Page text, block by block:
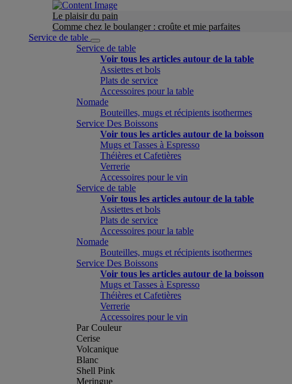
Le plaisir du pain
Comme chez le boulanger : croûte et mie parfaites
Service de table
Service de table
Voir tous les articles autour de la table
Assiettes et bols
Plats de service
Accessoires pour la table
Nomade
Bouteilles, mugs et récipients isothermes
Service Des Boissons
Voir tous les articles autour de la boisson
Mugs et Tasses à Espresso
Théières et Cafetières
Verrerie
Accessoires pour le vin
Service de table
Voir tous les articles autour de la table
Assiettes et bols
Plats de service
Accessoires pour la table
Nomade
Bouteilles, mugs et récipients isothermes
Service Des Boissons
Voir tous les articles autour de la boisson
Mugs et Tasses à Espresso
Théières et Cafetières
Verrerie
Accessoires pour le vin
Par Couleur
Cerise
Volcanique
Blanc
Shell Pink
Meringue